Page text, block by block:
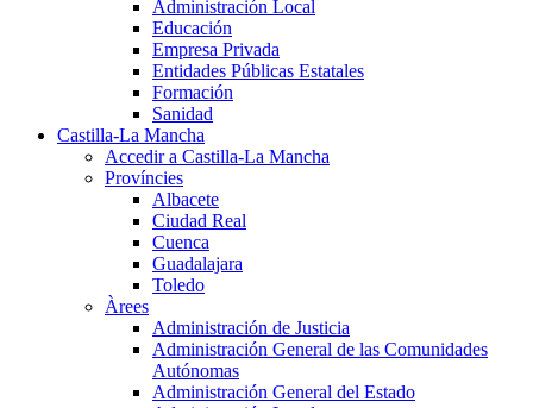
Administración Local
Educación
Empresa Privada
Entidades Públicas Estatales
Formación
Sanidad
Castilla-La Mancha
Accedir a Castilla-La Mancha
Províncies
Albacete
Ciudad Real
Cuenca
Guadalajara
Toledo
Àrees
Administración de Justicia
Administración General de las Comunidades
Autónomas
Administración General del Estado